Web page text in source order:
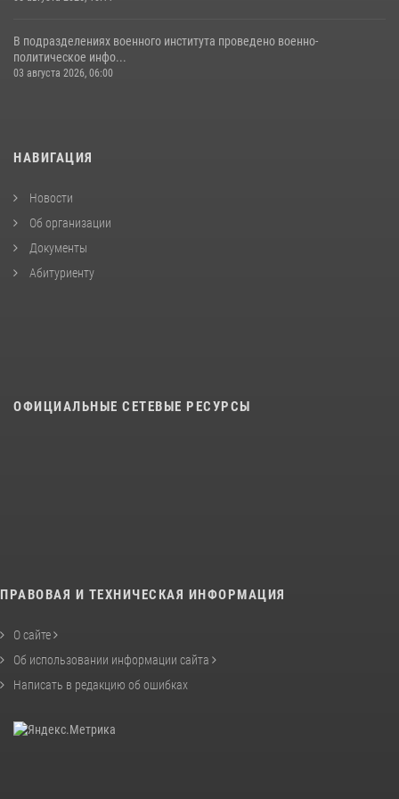
В подразделениях военного института проведено военно-
политическое инфо...
03 августа 2026, 06:00
НАВИГАЦИЯ
Новости
Об организации
Документы
Абитуриенту
ОФИЦИАЛЬНЫЕ СЕТЕВЫЕ РЕСУРСЫ
ПРАВОВАЯ И ТЕХНИЧЕСКАЯ ИНФОРМАЦИЯ
О сайте
Об использовании информации сайта
Написать в редакцию об ошибках